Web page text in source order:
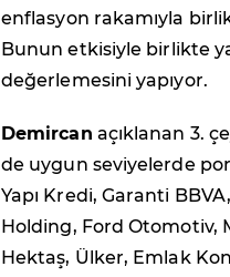
enflasyon rakamıyla
Bunun etkisiyle birlikte
değerlemesini yapıyor.
Demircan açıklanan 3.
de uygun seviyelerde
Yapı Kredi, Garanti
Holding, Ford Otomotiv,
Hektaş, Ülker, Emlak